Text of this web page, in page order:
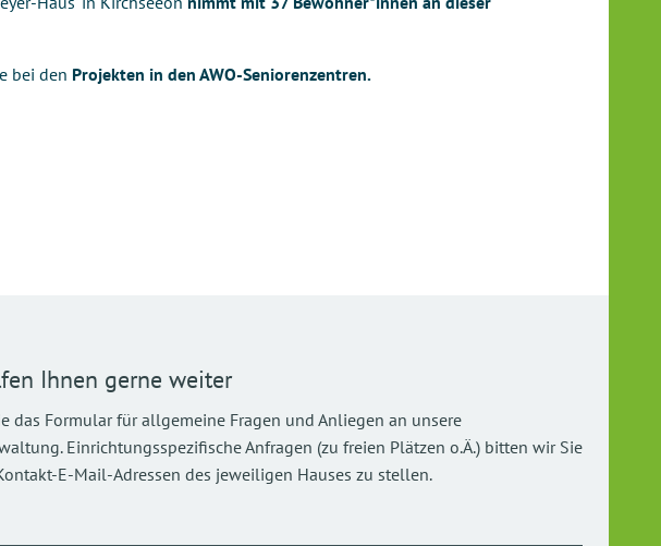
bei den Projekten in den AWO-Seniorenzentren.
Ihnen gerne weiter
das Formular für allgemeine Fragen und Anliegen an unsere
Einrichtungsspezifische Anfragen (zu freien Plätzen o.Ä.) bitten wir Sie
E-Mail-Adressen des jeweiligen Hauses zu stellen.